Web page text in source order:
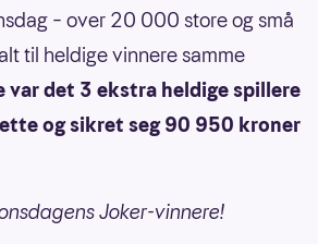
– over 20 000 store og små
til heldige vinnere samme
var det 3 ekstra heldige spillere
og sikret seg 90 950 kroner
Joker-vinnere!